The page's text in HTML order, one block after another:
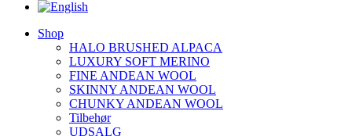
Shop
HALO BRUSHED ALPACA
LUXURY SOFT MERINO
FINE ANDEAN WOOL
SKINNY ANDEAN WOOL
CHUNKY ANDEAN WOOL
Tilbehør
UDSALG